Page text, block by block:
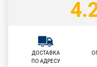
ДОСТАВКА
ПО АДРЕСУ